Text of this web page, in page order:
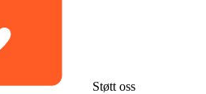
Støtt oss